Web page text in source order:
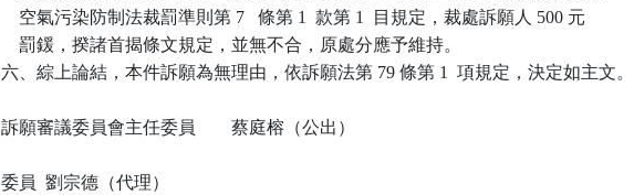
    空氣污染防制法裁罰準則第 7   條第 1  款第 1  目規定，裁處訴願人 500 元
    罰鍰，揆諸首揭條文規定，並無不合，原處分應予維持。
六、綜上論結，本件訴願為無理由，依訴願法第 79 條第 1  項規定，決定如主文。
訴願審議委員會主任委員　　蔡庭榕（公出）
委員  劉宗德（代理）